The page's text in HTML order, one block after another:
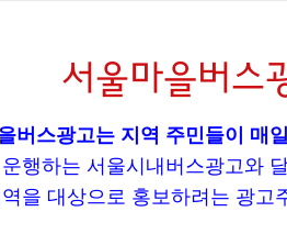
서울마을버스
버스광고는 지역 주민들이 매
행하는 서울시내버스광고와
을 대상으로 홍보하려는 광고